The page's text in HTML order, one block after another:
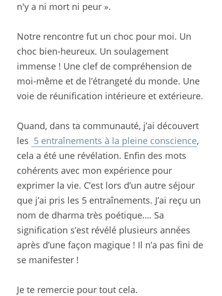
n'y a ni mort ni peur ».
Notre rencontre fut un choc pour moi. Un
choc bien-heureux. Un soulagement
immense ! Une clef de compréhension de
moi-même et de l’étrangeté du monde. Une
voie de réunification intérieure et extérieure.
Quand, dans ta communauté, j’ai découvert
les 5 entraînements à la pleine conscience,
cela a été une révélation. Enfin des mots
cohérents avec mon expérience pour
exprimer la vie. C’est lors d’un autre séjour
que j’ai pris les 5 entraînements. J’ai reçu un
nom de dharma très poétique…. Sa
signification s’est révélé plusieurs années
après d’une façon magique ! Il n’a pas fini de
se manifester !
Je te remercie pour tout cela.